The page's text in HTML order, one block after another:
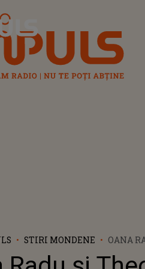
STIRI MONDENE
OANA